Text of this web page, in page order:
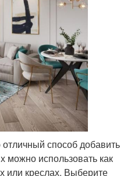
способ добавить
можно использовать как
или креслах. Выберите